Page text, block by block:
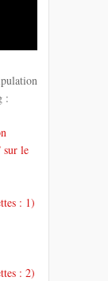
:
sur le
: 1)
: 2)